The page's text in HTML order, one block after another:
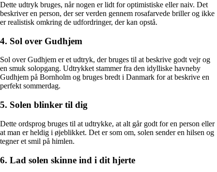
Dette udtryk bruges, når nogen er lidt for optimistiske eller naiv. Det
beskriver en person, der ser verden gennem rosafarvede briller og ikke
er realistisk omkring de udfordringer, der kan opstå.
4. Sol over Gudhjem
Sol over Gudhjem er et udtryk, der bruges til at beskrive godt vejr og
en smuk solopgang. Udtrykket stammer fra den idylliske havneby
Gudhjem på Bornholm og bruges bredt i Danmark for at beskrive en
perfekt sommerdag.
5. Solen blinker til dig
Dette ordsprog bruges til at udtrykke, at alt går godt for en person eller
at man er heldig i øjeblikket. Det er som om, solen sender en hilsen og
tegner et smil på himlen.
6. Lad solen skinne ind i dit hjerte